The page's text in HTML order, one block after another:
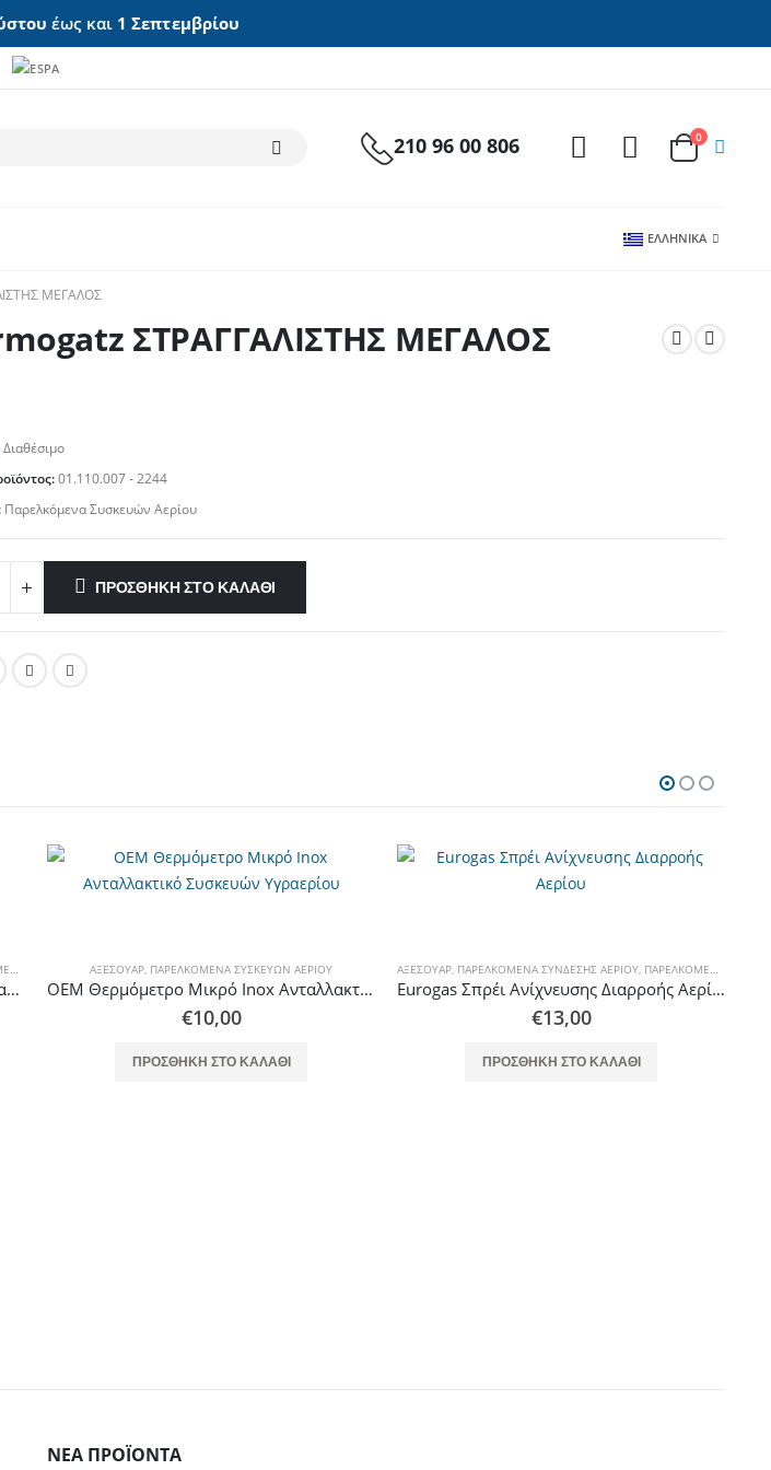
έως και 1 Σεπτεμβρίου
210 96 00 806 0
ΕΛΛΗΝΙΚΆ
ΜΕΓΑΛΟΣ
ΣΤΡΑΓΓΑΛΙΣΤΗΣ ΜΕΓΑΛΟΣ
Διαθέσιμο
01.110.007 - 2244
Παρελκόμενα Συσκευών Αερίου
ΠΡΟΣΘΉΚΗ ΣΤΟ ΚΑΛΆΘΙ
Calfer Gas AN 026 Διακόπτης Επαγγελματικής Συσκευής Υγραερίου με μια έξοδο
ΑΞΕΣΟΥΆΡ, ΠΑΡΕΛΚΌΜΕΝΑ ΣΥΣΚΕΥΏΝ ΑΕΡΊΟΥ
OEM Θερμόμετρο Μικρό Inox Ανταλλακτικό Συσκευών Υγραερίου
€10,00
ΠΡΟΣΘΉΚΗ ΣΤΟ ΚΑΛΆΘΙ
ΑΞΕΣΟΥΆΡ, ΠΑΡΕΛΚΌΜΕΝΑ ΣΎΝΔΕΣΗΣ ΑΕΡΊΟΥ, ΠΑΡΕΛΚΌΜΕΝΑ ΣΥΣΚΕΥΏΝ ΑΕΡΊΟΥ
Eurogas Σπρέι Ανίχνευσης Διαρροής Αερίου
€13,00
ΠΡΟΣΘΉΚΗ ΣΤΟ ΚΑΛΆΘΙ
ΝΈΑ ΠΡΟΪΌΝΤΑ